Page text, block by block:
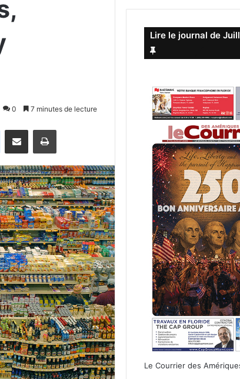
0 7 minutes de lecture
Lire le journal de
Le Courrier des